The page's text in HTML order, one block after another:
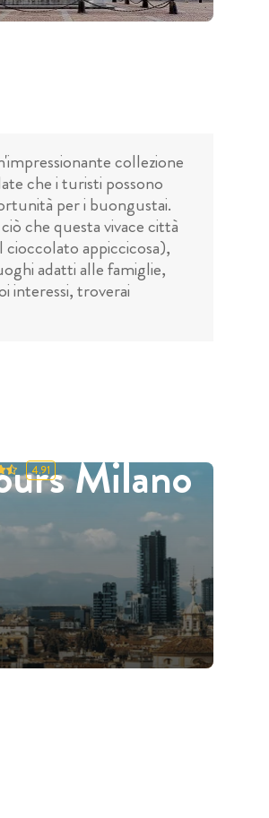
collezione
che i turisti possono
per i buongustai.
che questa vivace città
appiccicosa),
adatti alle famiglie,
interessi, troverai
Milano
4.91